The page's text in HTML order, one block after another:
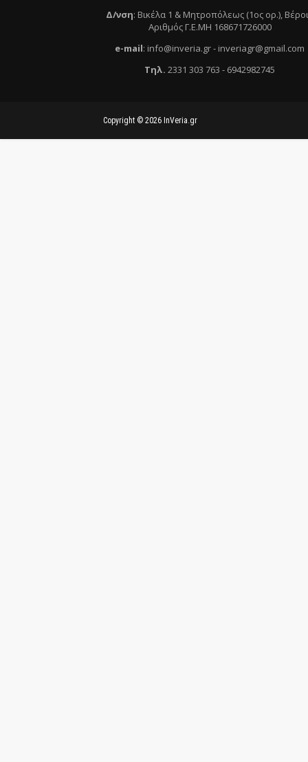
Δ/νση: Βικέλα 1 & Μητροπόλεως (1ος ορ.),
Αριθμός Γ.Ε.ΜΗ 168671726000
e-mail: info@inveria.gr- inveriagr@gmail.com
Τηλ. 2331 303 763 - 6942982745
Copyright © 2026 InVeria.gr